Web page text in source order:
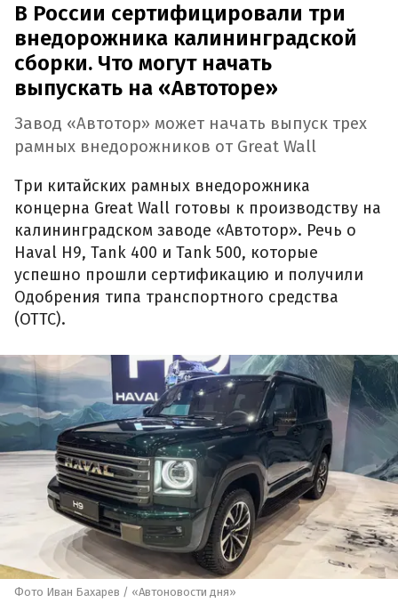
В России сертифицировали три
внедорожника калининградской
сборки. Что могут начать
выпускать на «Автоторе»
Завод «Автотор» может начать выпуск трех
рамных внедорожников от Great Wall
Три китайских рамных внедорожника
концерна Great Wall готовы к производству на
калининградском заводе «Автотор». Речь о
Haval H9, Tank 400 и Tank 500, которые
успешно прошли сертификацию и получили
Одобрения типа транспортного средства
(ОТТС).
Фото Иван Бахарев / «Автоновости дня»